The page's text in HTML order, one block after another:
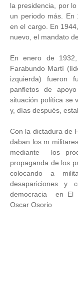
la presidencia, por
un periodo más. En
en el cargo. En
nuevo, el mandato
En enero de
Farabundo Martí
izquierda) fueron
panfletos de
situación política se
y, días después,
Con la dictadura de
daban los m
mediante los
propaganda de los
colocando a
desapariciones y
democracia en El
Oscar Osorio